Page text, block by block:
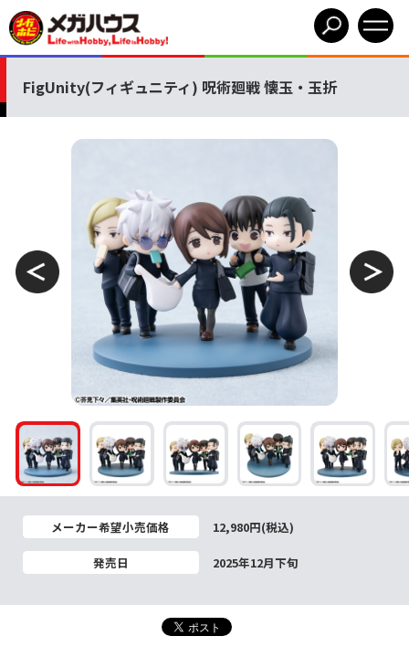
FigUnity(フィギュニティ) 呪術廻戦 懐玉・玉折
メーカー希望小売価格 12,980円(税込)
発売日 2025年12月下旬